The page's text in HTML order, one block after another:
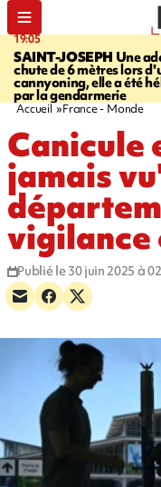
19:05
SAINT-JOSEPH Une
chute de 6 mètres lors
cannyoning, elle a été
par la gendarmerie
Accueil France - Monde
Canicule
jamais
vigilance
Publié le 30 juin 2025 à